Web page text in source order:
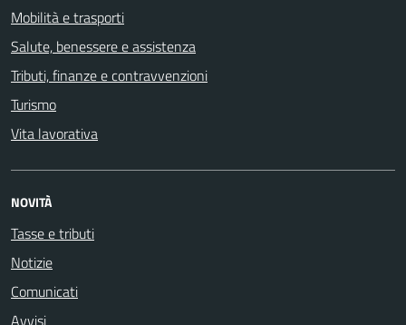
Mobilità e trasporti
Salute, benessere e assistenza
Tributi, finanze e contravvenzioni
Turismo
Vita lavorativa
NOVITÀ
Tasse e tributi
Notizie
Comunicati
Avvisi